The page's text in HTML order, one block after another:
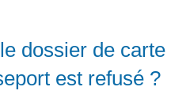
dossier de carte
est refusé ?